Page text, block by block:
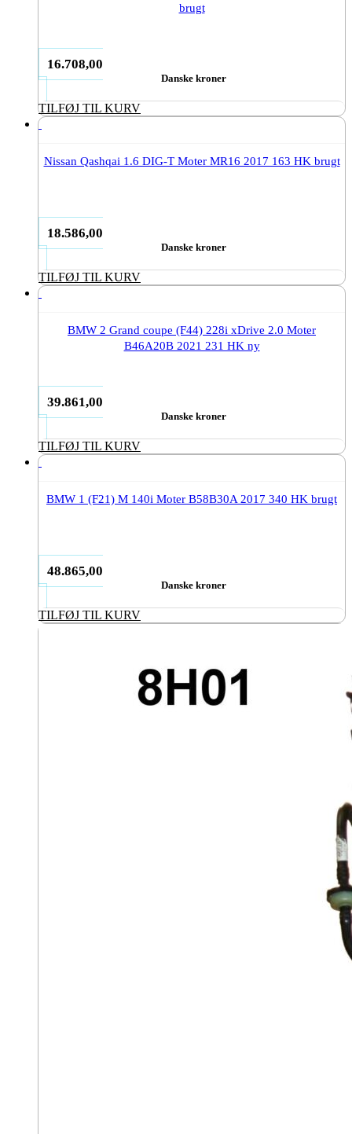
brugt
16.708,00
Danske kroner
TILFØJ TIL KURV
Nissan Qashqai 1.6 DIG-T Moter MR16 2017 163 HK brugt
18.586,00
Danske kroner
TILFØJ TIL KURV
BMW 2 Grand coupe (F44) 228i xDrive 2.0 Moter
B46A20B 2021 231 HK ny
39.861,00
Danske kroner
TILFØJ TIL KURV
BMW 1 (F21) M 140i Moter B58B30A 2017 340 HK brugt
48.865,00
Danske kroner
TILFØJ TIL KURV